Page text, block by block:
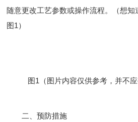
随意更改工艺参数或操作流程。（想
图1）
图1（图片内容仅供参考，并不应
二、预防措施